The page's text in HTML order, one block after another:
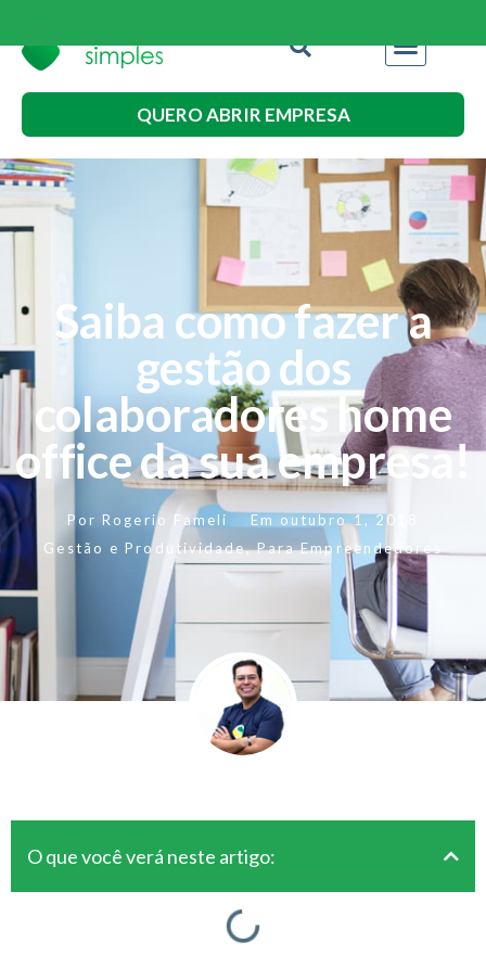
QUERO ABRIR EMPRESA
Saiba como fazer a
gestão dos
colaboradores home
office da sua empresa!
Por Rogerio Fameli Em outubro 1, 2018
Gestão e Produtividade,Para Empreendedores
O que você verá neste artigo: